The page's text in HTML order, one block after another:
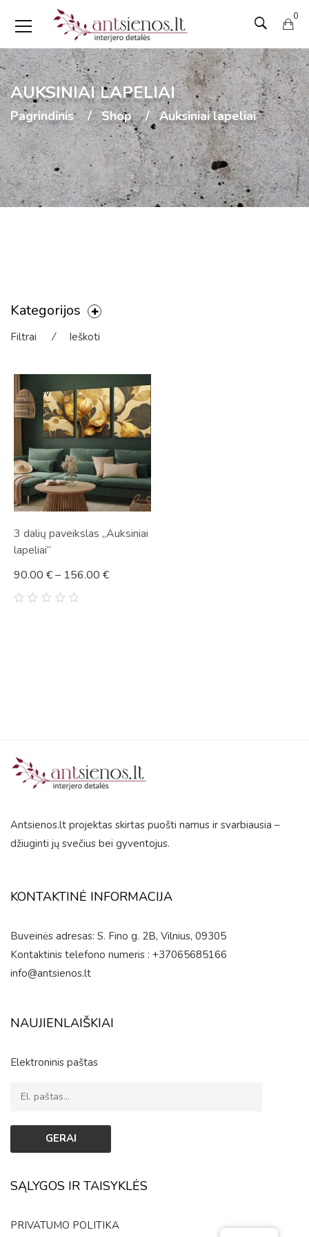
0
AUKSINIAI LAPELIAI
Pagrindinis Shop Auksiniai lapeliai
Kategorijos
Filtrai ⁄ Ieškoti
NEW
HOT
3 dalių paveikslas „Auksiniai
lapeliai”
90.00 €– 156.00 €
Antsienos.lt projektas skirtas puošti namus ir svarbiausia –
džiuginti jų svečius bei gyventojus.
KONTAKTINĖ INFORMACIJA
Buveinės adresas: S. Fino g. 2B, Vilnius, 09305
Kontaktinis telefono numeris : +37065685166
info@antsienos.lt
NAUJIENLAIŠKIAI
Elektroninis paštas
SĄLYGOS IR TAISYKLĖS
PRIVATUMO POLITIKA